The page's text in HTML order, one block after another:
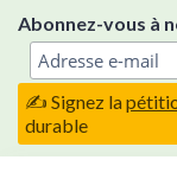
content
Abonnez-vous à
✍️ Signez la
durable